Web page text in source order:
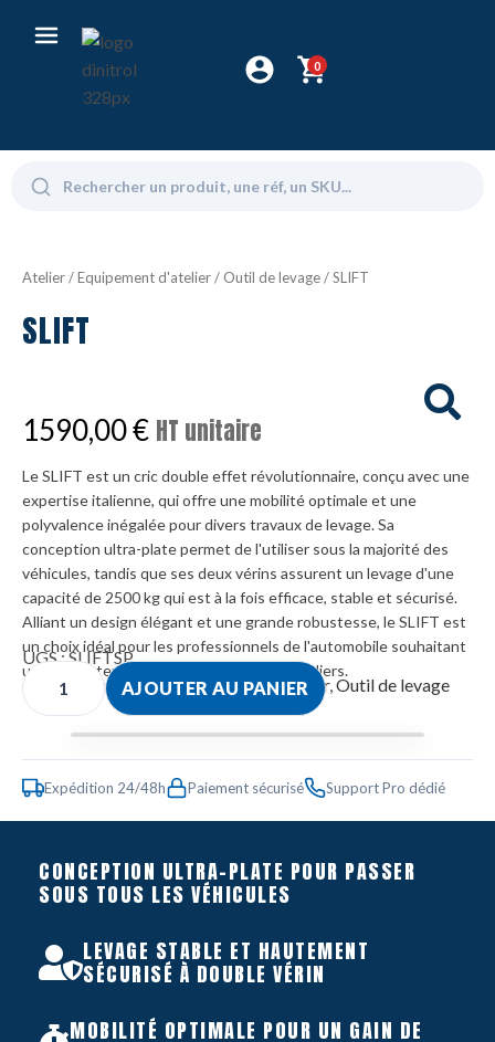
0
Atelier/Equipement d'atelier/ Outil de levage/ SLIFT
SLIFT
1590,00€ HT unitaire
Le SLIFT est un cric double effet révolutionnaire, conçu avec une
expertise italienne, qui offre une mobilité optimale et une
polyvalence inégalée pour divers travaux de levage. Sa
conception ultra-plate permet de l'utiliser sous la majorité des
véhicules, tandis que ses deux vérins assurent un levage d'une
capacité de 2500 kg qui est à la fois efficace, stable et sécurisé.
Alliant un design élégant et une grande robustesse, le SLIFT est
un choix idéal pour les professionnels de l'automobile souhaitant
un gain de temps significatif dans leurs ateliers.
UGS :SLIFTSP
Catégories :
Atelier ,Equipement d'atelier,Outil de levage
AJOUTER AU PANIER
Expédition 24/48h Paiement sécurisé Support Pro dédié
CONCEPTION ULTRA-PLATE POUR PASSER
SOUS TOUS LES VÉHICULES
LEVAGE STABLE ET HAUTEMENT
SÉCURISÉ À DOUBLE VÉRIN
MOBILITÉ OPTIMALE POUR UN GAIN DE